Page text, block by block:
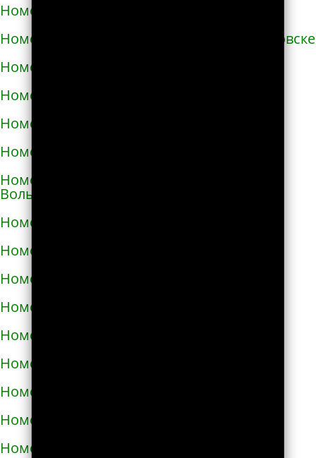
Номера телефонов такси в Ватутино
Номера телефонов такси в Верхнеднепровске
Номера телефонов такси в Винниках
Номера телефонов такси в Виннице
Номера телефонов такси в Виноградове
Номера телефонов такси в Вишнёвом
Номера телефонов такси во Владимире-
Волынском
Номера телефонов такси в Вознесенске
Номера телефонов такси в Волочиске
Номера телефонов такси в Вольногорске
Номера телефонов такси в Вольнянске
Номера телефонов такси в Вышгороде
Номера телефонов такси в Гайвороне
Номера телефонов такси в Гайсине
Номера телефонов такси в Геническе
Номера телефонов такси в Глухове